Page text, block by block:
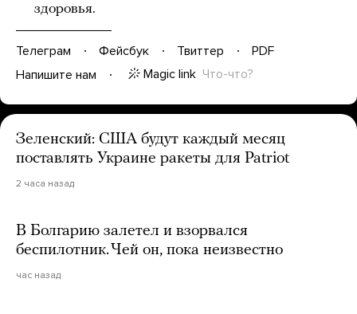
здоровья.
Телеграм Фейсбук Твиттер
PDF
Напишите нам
Magic link Что-что?
Зеленский: США будут каждый месяц
поставлять Украине ракеты для Patriot
2 часа назад
В Болгарию залетел и взорвался
беспилотник. Чей он, пока неизвестно
час назад